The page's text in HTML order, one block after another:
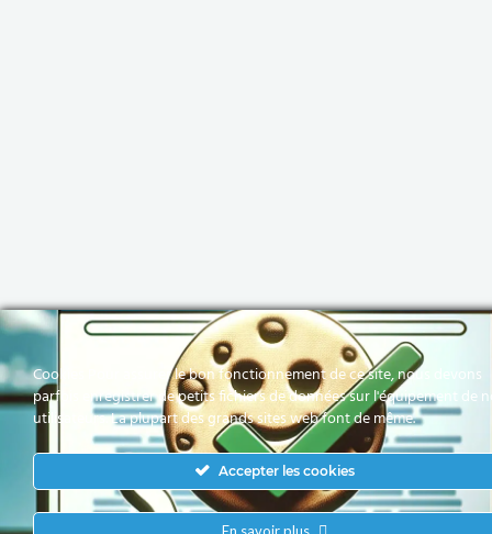
Cookies Pour assurer le bon fonctionnement de ce site, nous devons
parfois enregistrer de petits fichiers de données sur l'équipement de
utilisateurs. La plupart des grands sites web font de même.
Accepter les cookies